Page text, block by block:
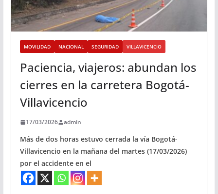
MOVILIDAD NACIONAL SEGURIDAD VILLAVICENCIO
Paciencia, viajeros: abundan los
cierres en la carretera Bogotá-
Villavicencio
17/03/2026 admin
Más de dos horas estuvo cerrada la vía Bogotá-
Villavicencio en la mañana del martes (17/03/2026)
por el accidente en el